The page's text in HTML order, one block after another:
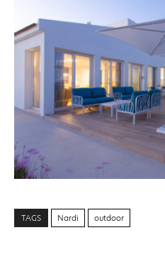
TAGS Nardi outdoor